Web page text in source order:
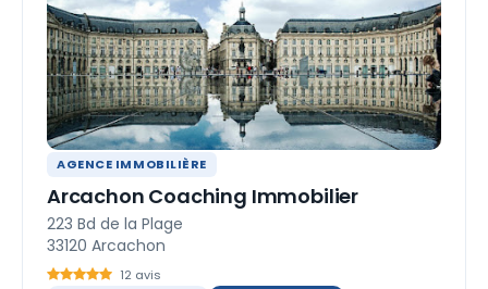
AGENCE IMMOBILIÈRE
Arcachon Coaching Immobilier
223 Bd de la Plage
33120 Arcachon
12 avis